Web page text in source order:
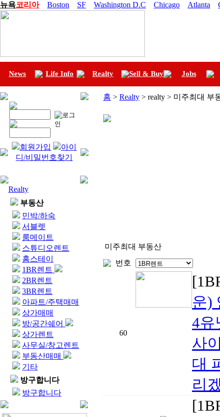
뉴욕코리아 Boston SF Washington D.C Chicago Atlanta
News Life Info Realty Sell & Buy Jobs
회원가입
아이
디/비밀번호찾기
Realty
부동산
민박/하숙
서블렛
룸메이트
스튜디오렌트
홈스테이
1BR렌트
2BR렌트
3BR렌트
아파트/주택매매
상가매매
방/공간쉐어
상가렌트
사무실/창고렌트
부동산매매
기타
방구합니다
방구합니다
홈 > Realty > realty > 미주최대 부
미주최대 부동산
번호
60
운)
4유
사
대
리